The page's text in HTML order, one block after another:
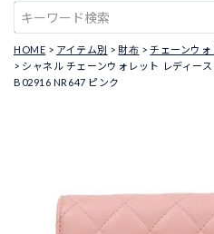
HOME アイテム別 財布
チェーンウォ
シャネル チェーンウォレット レディー
B02916 NR647 ピンク